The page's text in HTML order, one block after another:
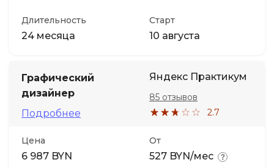
Длительность
24 месяца
Старт
10 августа
Графический
дизайнер
Подробнее
Яндекс Практикум
2.7
85 отзывов
Цена
6 987 BYN
От
527 BYN/мес